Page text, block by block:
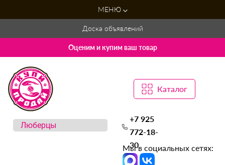
МЕНЮ
Доска объявлений
Оценим и купим ваш товар
Каталог
+7 925
772-18-
30
Мы в социальных сетях: